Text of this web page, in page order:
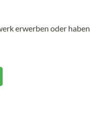
erwerben oder haben